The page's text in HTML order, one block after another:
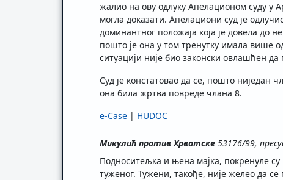
жалио на ову одлуку Апелационом суду у
могла доказати. Апелациони суд је
доминантног положаја која је довела до
пошто је она у том тренутку имала више
ситуацији није био законски овлашћен
Суд је констатовао да се, пошто ниједан
она била жртва повреде члана 8.
e-Case | HUDOC
Микулић против Хрватске 53176/99,
Подноситељка и њена мајка, покренуле
туженог. Тужени, такође, није желео да